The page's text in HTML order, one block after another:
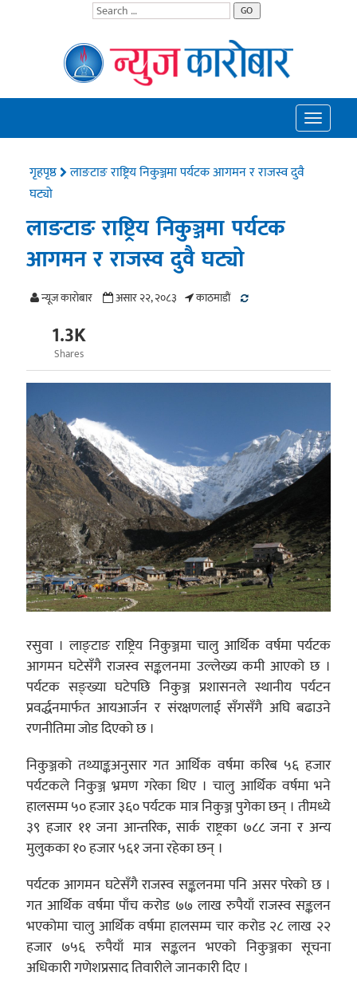
GO
Toggle
गृहपृष्ठ
लाङटाङ राष्ट्रिय निकुञ्जमा पर्यटक आगमन र राजस्व दुवै
घट्यो
लाङटाङ राष्ट्रिय निकुञ्जमा पर्यटक
आगमन र राजस्व दुवै घट्यो
न्यूज काराेबार असार २२, २०८३ काठमाडाैं
1.3K
Shares
रसुवा । लाङ्टाङ राष्ट्रिय निकुञ्जमा चालु आर्थिक वर्षमा पर्यटक
आगमन घटेसँगै राजस्व सङ्कलनमा उल्लेख्य कमी आएको छ ।
पर्यटक सङ्ख्या घटेपछि निकुञ्ज प्रशासनले स्थानीय पर्यटन
प्रवर्द्धनमार्फत आयआर्जन र संरक्षणलाई सँगसँगै अघि बढाउने
रणनीतिमा जोड दिएको छ ।
निकुञ्जको तथ्याङ्कअनुसार गत आर्थिक वर्षमा करिब ५६ हजार
पर्यटकले निकुञ्ज भ्रमण गरेका थिए । चालु आर्थिक वर्षमा भने
हालसम्म ५० हजार ३६० पर्यटक मात्र निकुञ्ज पुगेका छन् । तीमध्ये
३९ हजार ११ जना आन्तरिक, सार्क राष्ट्रका ७८८ जना र अन्य
मुलुकका १० हजार ५६१ जना रहेका छन् ।
पर्यटक आगमन घटेसँगै राजस्व सङ्कलनमा पनि असर परेको छ ।
गत आर्थिक वर्षमा पाँच करोड ७७ लाख रुपैयाँ राजस्व सङ्कलन
भएकोमा चालु आर्थिक वर्षमा हालसम्म चार करोड २८ लाख २२
हजार ७५६ रुपैयाँ मात्र सङ्कलन भएको निकुञ्जका सूचना
अधिकारी गणेशप्रसाद तिवारीले जानकारी दिए ।